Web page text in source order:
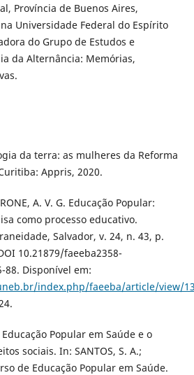
Província de Buenos Aires,
Universidade Federal do Espírito
do Grupo de Estudos e
da Alternância: Memórias,
da terra: as mulheres da Reforma
Appris, 2020.
A. V. G. Educação Popular:
como processo educativo.
Salvador, v. 24, n. 43, p.
10.21879/faeeba2358-
88. Disponível em:
index.php/faeeba/article/view/
Educação Popular em Saúde e o
sociais. In: SANTOS, S. A.;
de Educação Popular em Saúde.